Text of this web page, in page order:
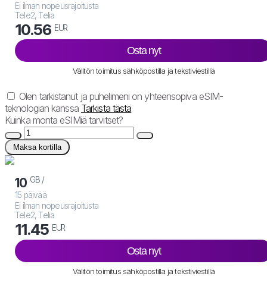
Ei ilman nopeusrajoitusta
Tele2, Telia
10.56 EUR
Osta nyt
Välitön toimitus sähköpostilla ja tekstiviestillä
Olen tarkistanut ja puhelimeni on yhteensopiva eSIM-
teknologian kanssa Tarkista tästä
Kuinka monta eSIMiä tarvitset?
Maksa kortilla
10 GB /
15 päivää
Ei ilman nopeusrajoitusta
Tele2, Telia
11.45 EUR
Osta nyt
Välitön toimitus sähköpostilla ja tekstiviestillä